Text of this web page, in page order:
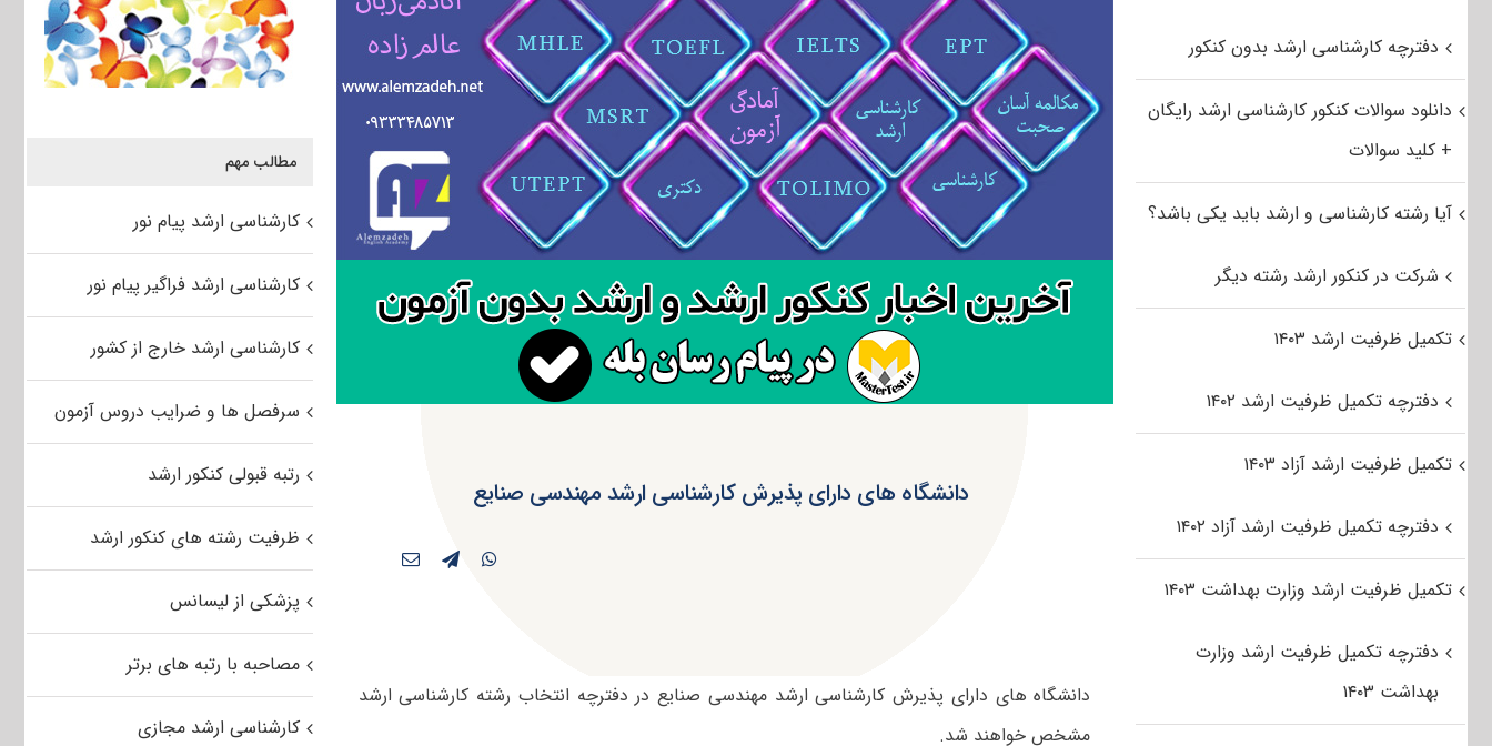
دانشگاه های دارای پذیرش کارشناسی ارشد مهندسی صنایع
دانشگاه های دارای پذیرش کارشناسی ارشد مهندسی صنایع در دفترچه انتخاب رشته کارشناسی ارشد
مشخص خواهند شد.
مطالب مهم
کارشناسی ارشد پیام نور
کارشناسی ارشد فراگیر پیام نور
کارشناسی ارشد خارج از کشور
سرفصل ها و ضرایب دروس آزمون
رتبه قبولی کنکور ارشد
ظرفیت رشته های کنکور ارشد
پزشکی از لیسانس
مصاحبه با رتبه های برتر
کارشناسی ارشد مجازی
دفترچه کارشناسی ارشد بدون کنکور
دانلود سوالات کنکور کارشناسی ارشد رایگان
+ کلید سوالات
آیا رشته کارشناسی و ارشد باید یکی باشد؟
شرکت در کنکور ارشد رشته دیگر
تکمیل ظرفیت ارشد ۱۴۰۳
دفترچه تکمیل ظرفیت ارشد ۱۴۰۲
تکمیل ظرفیت ارشد آزاد ۱۴۰۳
دفترچه تکمیل ظرفیت ارشد آزاد ۱۴۰۲
تکمیل ظرفیت ارشد وزارت بهداشت ۱۴۰۳
دفترچه تکمیل ظرفیت ارشد وزارت
بهداشت ۱۴۰۳